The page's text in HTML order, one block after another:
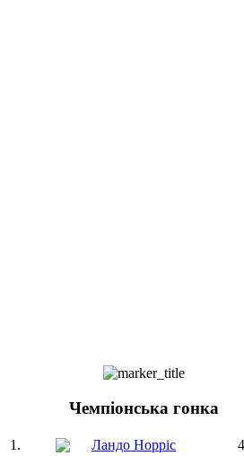
Чемпіонська гонка
1. Ландо Норріс